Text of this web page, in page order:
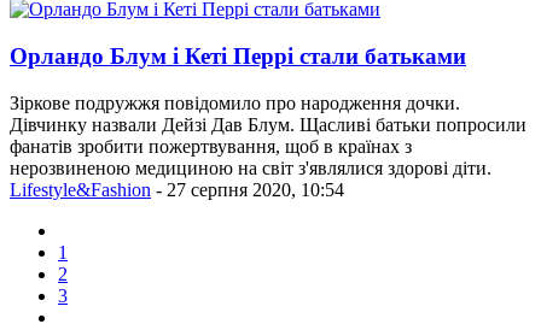
Орландо Блум і Кеті Перрі стали батьками
Зіркове подружжя повідомило про народження дочки.
Дівчинку назвали Дейзі Дав Блум. Щасливі батьки попросили
фанатів зробити пожертвування, щоб в країнах з
нерозвиненою медициною на світ з'являлися здорові діти.
Lifestyle&Fashion - 27 серпня 2020, 10:54
1
2
3